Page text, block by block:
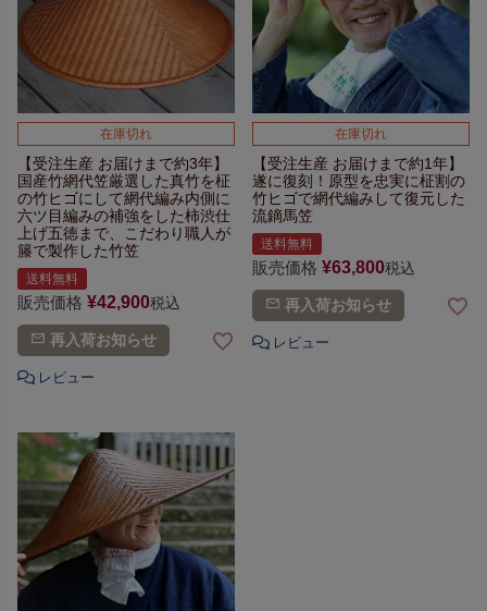
在庫切れ
【受注生産 お届けまで約3年】
国産竹網代笠厳選した真竹を柾
の竹ヒゴにして網代編み内側に
六ツ目編みの補強をした柿渋仕
上げ五徳まで、こだわり職人が
籐で製作した竹笠
送料無料
販売価格 ¥42,900税込
再入荷お知らせ
在庫切れ
【受注生産 お届けまで約1年】
遂に復刻！ 原型を忠実に柾割の
竹ヒゴで網代編みして復元した
流鏑馬笠
送料無料
販売価格 ¥63,800税込
再入荷お知らせ